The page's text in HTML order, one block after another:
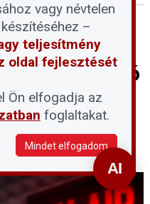
- Mi tudható
vagy névtelen
–
teljesítmény
oldal fejlesztését
Ön elfogadja az
foglaltakat.
Mindet elfogadom